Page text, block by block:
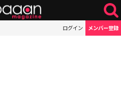
ログイン メンバー登録